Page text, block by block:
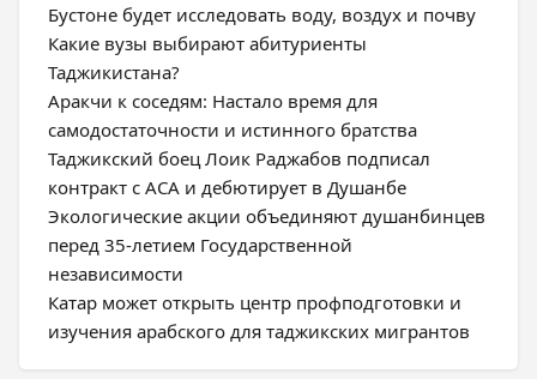
Бустоне будет исследовать воду, воздух и почву
Какие вузы выбирают абитуриенты
Таджикистана?
Аракчи к соседям: Настало время для
самодостаточности и истинного братства
Таджикский боец Лоик Раджабов подписал
контракт с ACA и дебютирует в Душанбе
Экологические акции объединяют душанбинцев
перед 35-летием Государственной
независимости
Катар может открыть центр профподготовки и
изучения арабского для таджикских мигрантов